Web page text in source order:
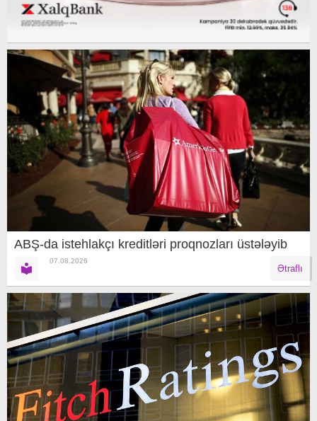
ABŞ-da istehlakçı kreditləri proqnozları üstələyib
07.08.2026
Ətraflı